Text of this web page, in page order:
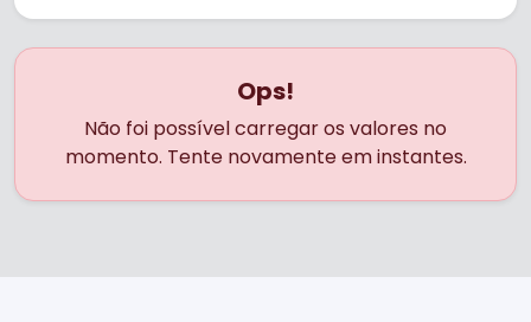
pensados para proporcionar
experiências inesquecíveis, sempre com
atenção aos mínimos detalhes.
Ideal para quem quer aproveitar ao
máximo as atrações imperdíveis da
Ops!
Não foi possível carregar os valores no
momento. Tente novamente em instantes.